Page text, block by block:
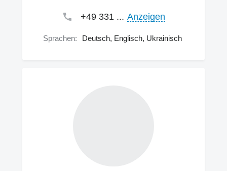
+49 331 ... Anzeigen
Sprachen: Deutsch, Englisch, Ukrainisch